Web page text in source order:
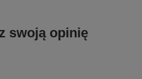
swoją opinię